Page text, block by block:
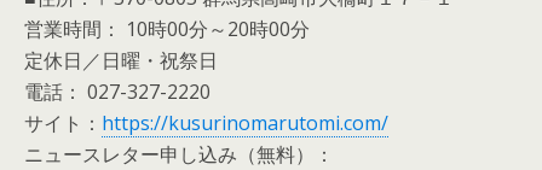
営業時間： 10時00分～20時00分
定休日／日曜・祝祭日
電話： 027-327-2220
サイト： https://kusurinomarutomi.com/
ニュースレター申し込み（無料）：